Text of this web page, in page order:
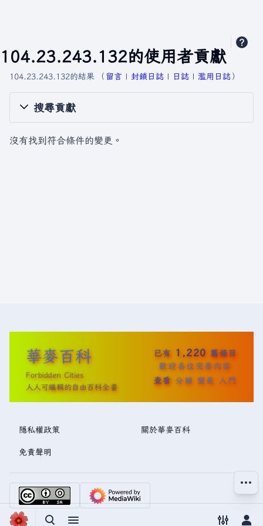
104.23.243.132的使用者貢獻
104.23.243.132的結果 留言 封鎖日誌 日誌 濫用日誌
搜尋貢獻
沒有找到符合條件的變更。
華麥百科
Forbidden Cities
人人可編輯的自由百科全書
已有 1,220 篇條目
歡迎各位完善內容
查看分類 變更 入門
隱私權政策 關於華麥百科
免責聲明